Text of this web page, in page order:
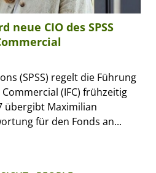
neue CIO des SPSS
(SPSS) regelt die Führung
(IFC) frühzeitig
übergibt Maximilian
für den Fonds an...